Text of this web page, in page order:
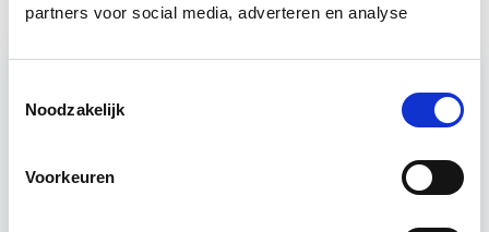
partners voor social media, adverteren en analyse
Noodzakelijk
Voorkeuren
Business Case voor Vastgoed- &